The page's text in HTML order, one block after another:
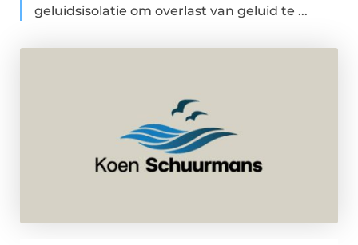
geluidsisolatie om overlast van geluid te ...